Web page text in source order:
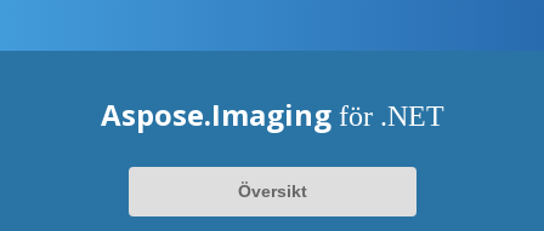
Aspose.Imaging för .NET
Översikt